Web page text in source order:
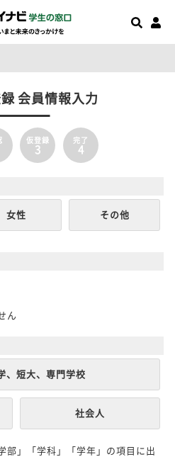
会員情報入力
仮登録
3
完了
4
女性 その他
ん
、短大、専門学校
社会人
部」「学科」「学年」の項目に出